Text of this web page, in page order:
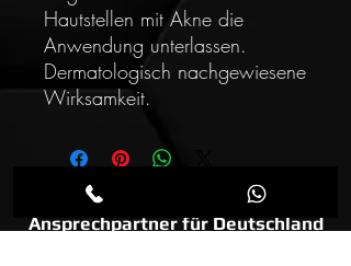
Hautstellen mit Akne die
Anwendung unterlassen.
Dermatologisch nachgewiesene
Wirksamkeit.
Ansprechpartner für Deutschland